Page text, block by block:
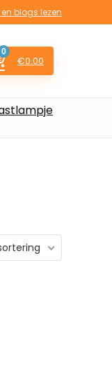
blogs lezen
0
€0.00